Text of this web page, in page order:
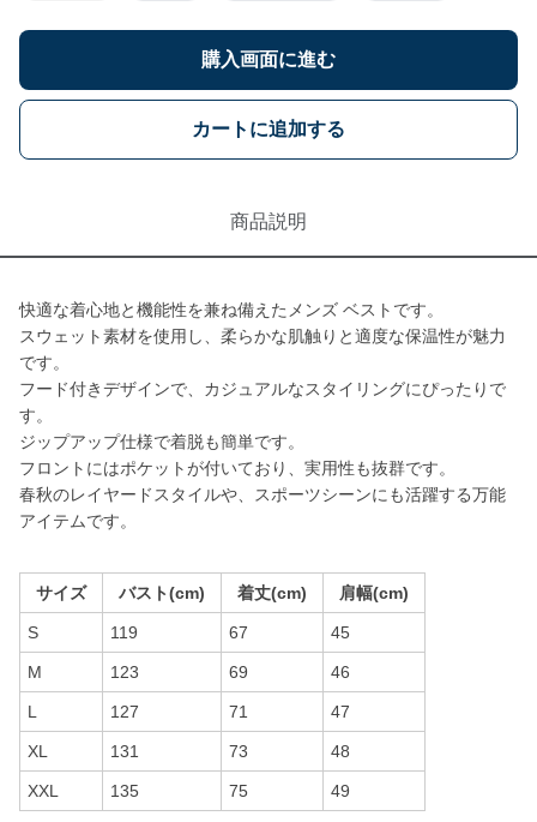
購入画面に進む
カートに追加する
商品説明
快適な着心地と機能性を兼ね備えたメンズ ベストです。
スウェット素材を使用し、柔らかな肌触りと適度な保温性が魅力
です。
フード付きデザインで、カジュアルなスタイリングにぴったりで
す。
ジップアップ仕様で着脱も簡単です。
フロントにはポケットが付いており、実用性も抜群です。
春秋のレイヤードスタイルや、スポーツシーンにも活躍する万能
アイテムです。
サイズ バスト(cm) 着丈(cm) 肩幅(cm)
S 119 67 45
M 123 69 46
L 127 71 47
XL 131 73 48
XXL 135 75 49